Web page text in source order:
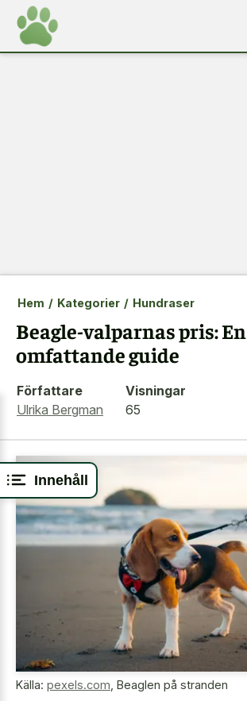
Innehåll
Hem / Kategorier / Hundraser
Beagle-valparnas pris: En
omfattande guide
Författare
Ulrika Bergman
Visningar
65
Källa: pexels.com Beaglen på stranden